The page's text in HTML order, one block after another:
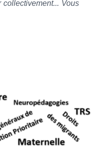
collectivement... Vous